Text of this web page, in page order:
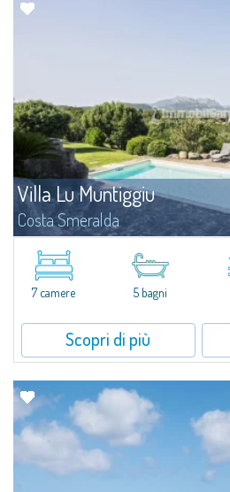
Villa Lu Muntiggiu
Costa Smeralda
Splendida villa immersa nel verde sulla
fra Capriccioli e San Pantaleo.Villa Lu
completamente rimodernato, in cui gli
7 camere 5 bagni
Scopri di più